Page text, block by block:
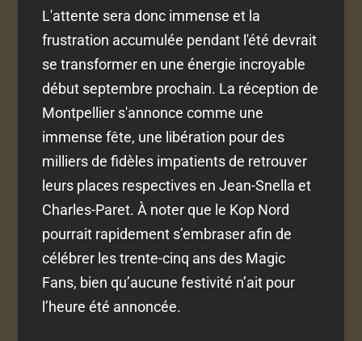
L'attente sera donc immense et la
frustration accumulée pendant l'été devrait
se transformer en une énergie incroyable
début septembre prochain. La réception de
Montpellier s'annonce comme une
immense fête, une libération pour des
milliers de fidèles impatients de retrouver
leurs places respectives en Jean-Snella et
Charles-Paret. À noter que le Kop Nord
pourrait rapidement s’embraser afin de
célébrer les trente-cinq ans des Magic
Fans, bien qu’aucune festivité n’ait pour
l’heure été annoncée.